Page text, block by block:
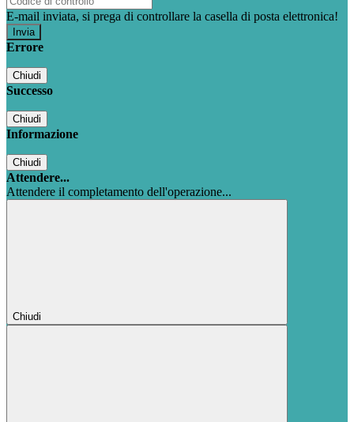
E-mail inviata, si prega di controllare la casella di posta elettronica!
Errore
Chiudi
Successo
Chiudi
Informazione
Chiudi
Attendere...
Attendere il completamento dell'operazione...
Chiudi